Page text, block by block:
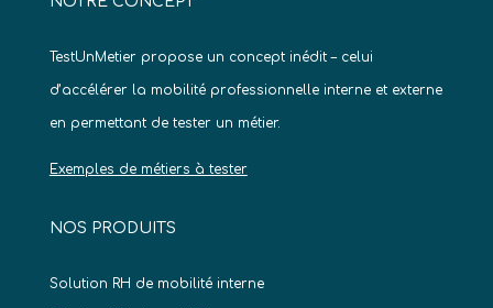
TestUnMetier propose un concept inédit – celui
d’accélérer la mobilité professionnelle interne et externe
en permettant de tester un métier.
Exemples de métiers à tester
NOS PRODUITS
Solution RH de mobilité interne